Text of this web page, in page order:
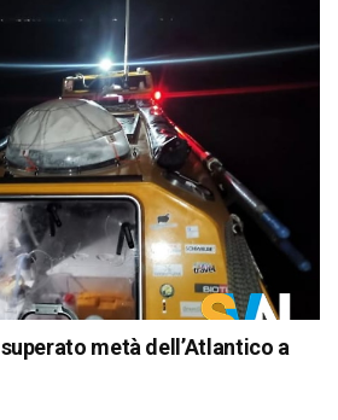
metà dell’Atlantico a